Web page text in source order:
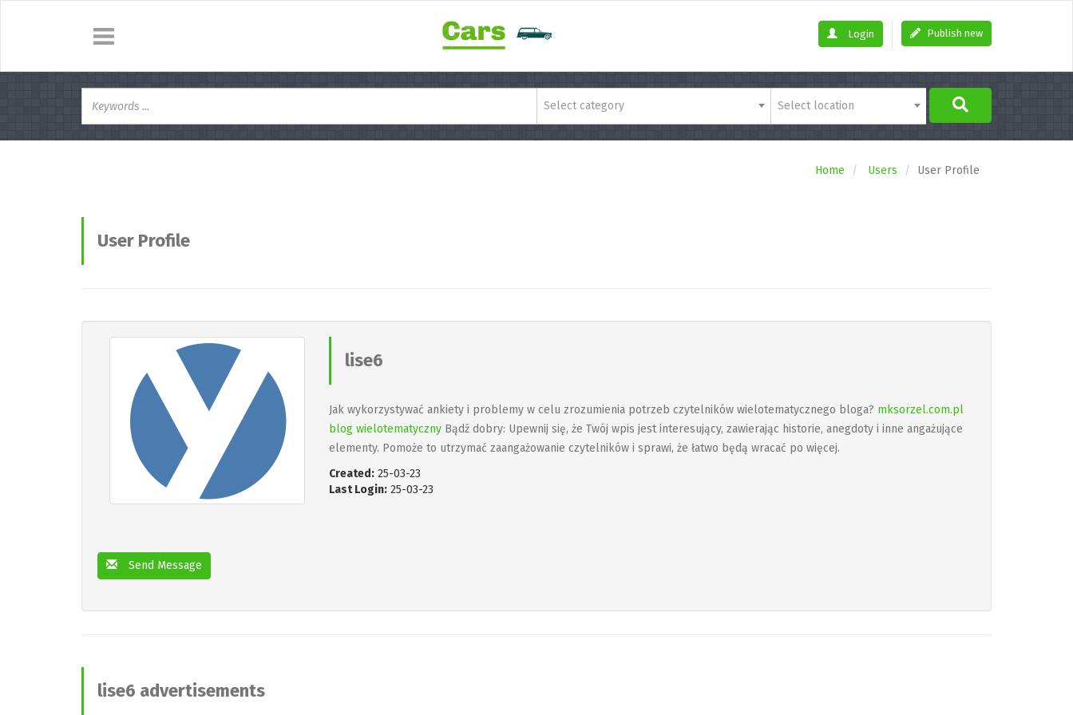
Publish new
Login
Select category Select location
Home Users User Profile
User Profile
lise6
Jak wykorzystywać ankiety i problemy w celu zrozumienia potrzeb czytelników wielotematycznego bloga? mksorzel.com.pl
blog wielotematyczny Bądź dobry: Upewnij się, że Twój wpis jest interesujący, zawierając historie, anegdoty i inne angażujące
elementy. Pomoże to utrzymać zaangażowanie czytelników i sprawi, że łatwo będą wracać po więcej.
Created: 25-03-23
Last Login: 25-03-23
Send Message
lise6 advertisements